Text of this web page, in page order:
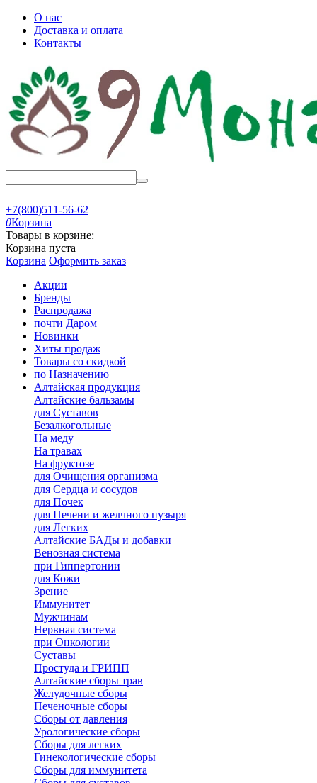
О нас
Доставка и оплата
Контакты
+7(800)511-56-62
0Корзина
Товары в корзине:
Корзина пуста
Корзина Оформить заказ
Акции
Бренды
Распродажа
почти Даром
Новинки
Хиты продаж
Товары со скидкой
по Назначению
Алтайская продукция
Алтайские бальзамы
для Суставов
Безалкогольные
На меду
На травах
На фруктозе
для Очищения организма
для Сердца и сосудов
для Почек
для Печени и желчного пузыря
для Легких
Алтайские БАДы и добавки
Венозная система
при Гиппертонии
для Кожи
Зрение
Иммунитет
Мужчинам
Нервная система
при Онкологии
Суставы
Простуда и ГРИПП
Алтайские сборы трав
Желудочные сборы
Печеночные сборы
Сборы от давления
Урологические сборы
Сборы для легких
Гинекологические сборы
Сборы для иммунитета